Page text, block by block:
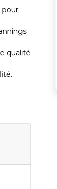
pour
qualité